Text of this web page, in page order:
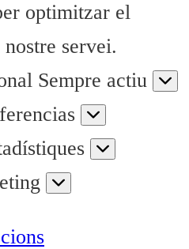
optimitzar el
servei.
Sempre actiu